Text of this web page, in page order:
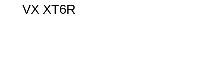
VX XT6R